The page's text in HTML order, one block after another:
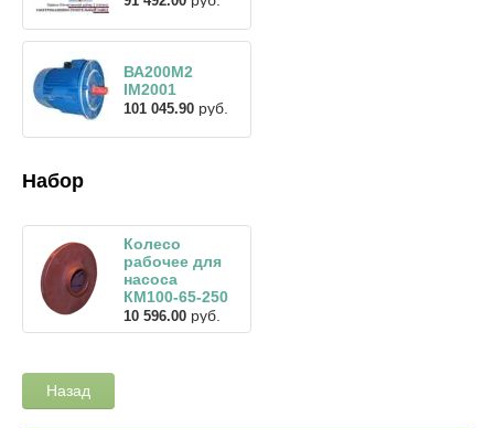
ВА200М2
IM2001
101 045.90 руб.
Набор
Колесо
рабочее для
насоса
КМ100-65-250
10 596.00 руб.
Назад